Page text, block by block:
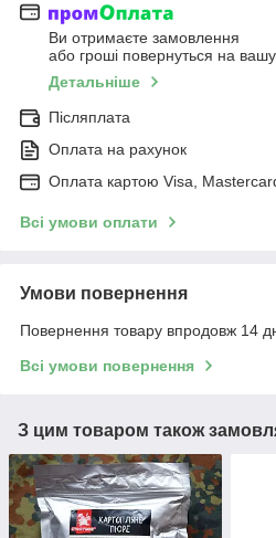
Ви отримаєте замовлення
або гроші повернуться на вашу
Детальніше
Післяплата
Оплата на рахунок
Оплата картою Visa,
Всі умови оплати
Умови повернення
Повернення товару впродовж 14
Всі умови повернення
З цим товаром також